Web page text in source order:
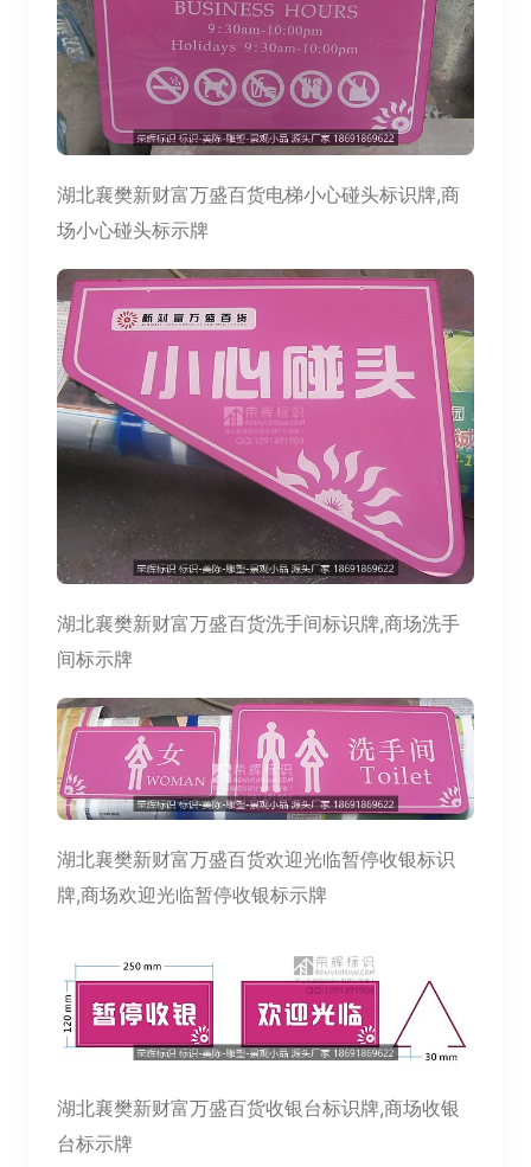
湖北襄樊新财富万盛百货电梯小心碰头标识牌,商
场小心碰头标示牌
湖北襄樊新财富万盛百货洗手间标识牌,商场洗手
间标示牌
湖北襄樊新财富万盛百货欢迎光临暂停收银标识
牌,商场欢迎光临暂停收银标示牌
湖北襄樊新财富万盛百货收银台标识牌,商场收银
台标示牌